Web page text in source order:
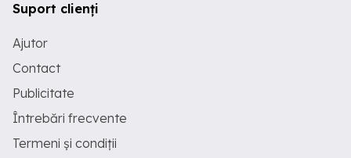
Suport clienți
Ajutor
Contact
Publicitate
Întrebări frecvente
Termeni și condiții